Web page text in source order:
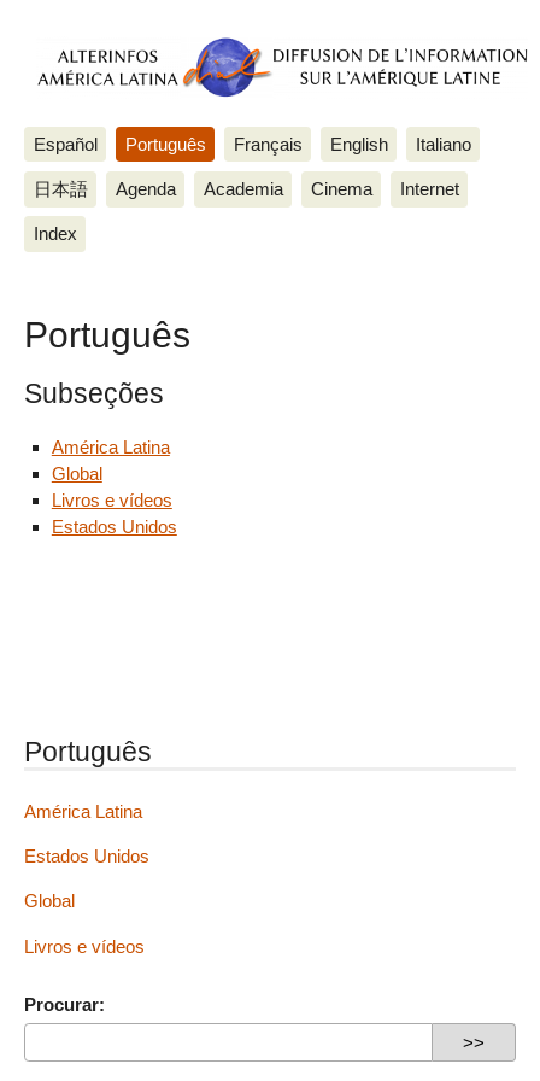
Español Português Français English Italiano
日本語 Agenda Academia Cinema Internet
Index
Português
Subseções
América Latina
Global
Livros e vídeos
Estados Unidos
Português
América Latina
Estados Unidos
Global
Livros e vídeos
Procurar: